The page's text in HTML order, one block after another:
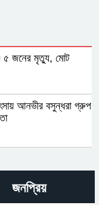
৫ জনের মৃত্যু, মোট
আনভীর বসুন্ধরা গ্রুপ
জনপ্রিয়